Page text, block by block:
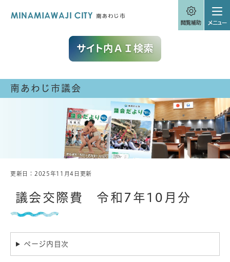
南あわじ市議会
本
更新日：2025年11月4日更新
議会交際費 令和7年10月分
ページ内目次